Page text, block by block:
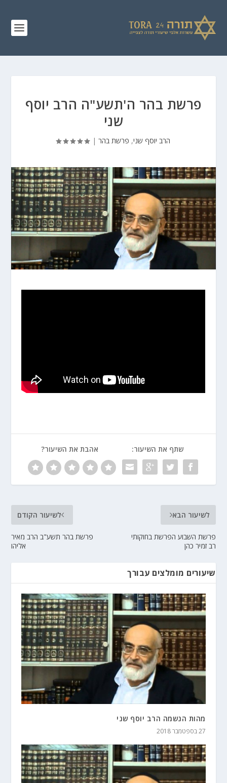
פרשת בהר ה'תשע"ה הרב יוסף
שני
הרב יוסף שני, פרשת בהר |
שתף את השיעור: אהבת את השיעור?
לשיעור הקודם
פרשת בהר תשע"ב הרב מאיר
אליהו
לשיעור הבא
פרשת השבוע הפרשת בחוקותי
רב זמיר כהן
שיעורים מומלצים עבורך
מהות הנשמה הרב יוסף שני
27 בספטמבר 2018